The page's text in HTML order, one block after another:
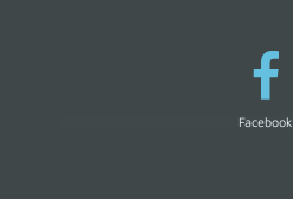
Facebook